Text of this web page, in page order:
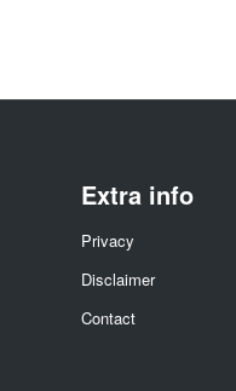
Extra info
Privacy
Disclaimer
Contact